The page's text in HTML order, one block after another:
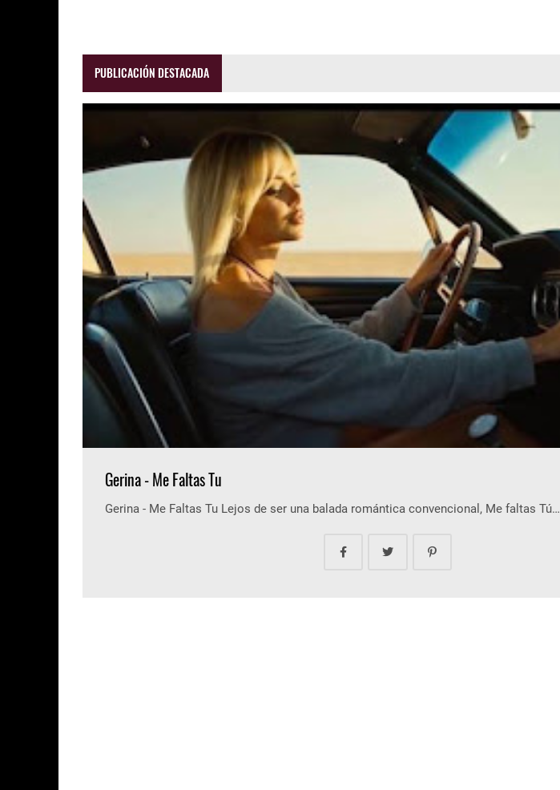
PUBLICACIÓN DESTACADA
Gerina - Me Faltas Tu
Gerina - Me Faltas Tu Lejos de ser una balada romántica convencional, Me faltas Tú…